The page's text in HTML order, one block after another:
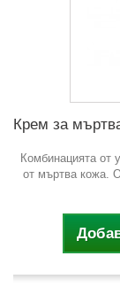
Крем за
Комбинацията от
от мъртва кожа.